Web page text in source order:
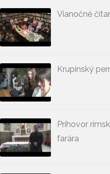
Vianočné
Krupinský
Príhovor
farára